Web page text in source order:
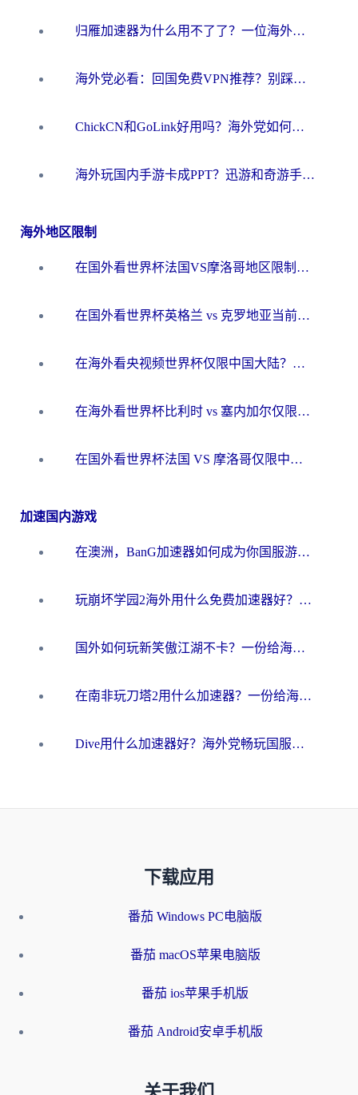
归雁加速器为什么用不了了？一位海外游子的真实困惑与技术解答
海外党必看：回国免费VPN推荐？别踩坑！教你选对加速器无缝刷国内资源
ChickCN和GoLink好用吗？海外党如何选对回国加速器
海外玩国内手游卡成PPT？迅游和奇游手游哪个好？一篇讲透回国加速器怎么选
海外地区限制
在国外看世界杯法国VS摩洛哥地区限制？这篇指南让你流畅看中文解说无压力
在国外看世界杯英格兰 vs 克罗地亚当前地区不可播放？这篇指南帮你搞定所有海外观赛难题
在海外看央视频世界杯仅限中国大陆？这篇指南帮你解锁中文解说+无卡顿直播
在海外看世界杯比利时 vs 塞内加尔仅限中国大陆？我找到了最流畅的中文解说之路
在国外看世界杯法国 VS 摩洛哥仅限中国大陆？海外党这样看中文解说赛事不卡顿
加速国内游戏
在澳洲，BanG加速器如何成为你国服游戏的“时光机”？
玩崩坏学园2海外用什么免费加速器好？2026海外党亲测国服游戏加速指南
国外如何玩新笑傲江湖不卡？一份给海外游子的终极网络指南
在南非玩刀塔2用什么加速器？一份给海外游子的终极生存指南
Dive用什么加速器好？海外党畅玩国服游戏的终极避坑指南
下载应用
番茄 Windows PC电脑版
番茄 macOS苹果电脑版
番茄 ios苹果手机版
番茄 Android安卓手机版